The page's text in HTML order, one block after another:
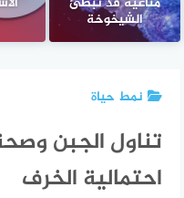
الشيخوخة
نمط حياة
تناول الجبن
احتمالية الخرف